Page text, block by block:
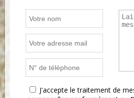
J'accepte le traitement de